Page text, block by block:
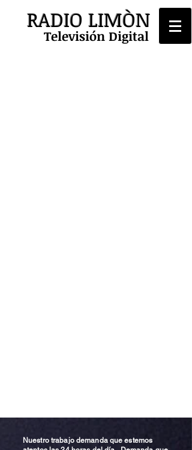
RADIO LIMÒN
Televisión Digital
Nuestro trabajo demanda que estemos